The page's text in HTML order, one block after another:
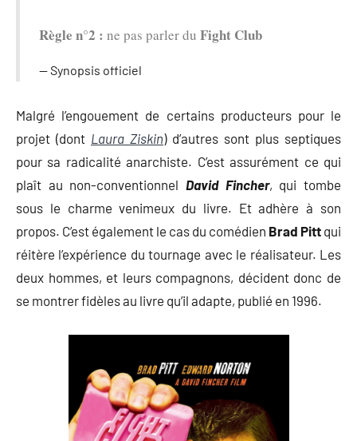
Règle n°2 : ne pas parler du Fight Club
Synopsis officiel
Malgré l’engouement de certains producteurs pour le
projet (dont Laura Ziskin) d’autres sont plus septiques
pour sa radicalité anarchiste. C’est assurément ce qui
plaît au non-conventionnel David Fincher, qui tombe
sous le charme venimeux du livre. Et adhère à son
propos. C’est également le cas du comédien Brad Pitt qui
réitère l’expérience du tournage avec le réalisateur. Les
deux hommes, et leurs compagnons, décident donc de
se montrer fidèles au livre qu’il adapte, publié en 1996.